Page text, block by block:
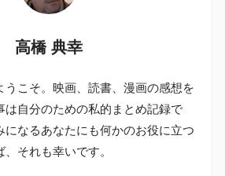
高橋 典幸
うこそ。映画、読書、漫画の感想を
は自分のための私的まとめ記録で
になるあなたにも何かのお役に立つ
それも幸いです。